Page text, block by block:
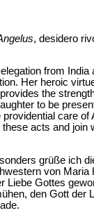
, desidero
from
Her heroic
the
to be
care
acts and join
grüße ich
von Maria
Gottes
den Gott der